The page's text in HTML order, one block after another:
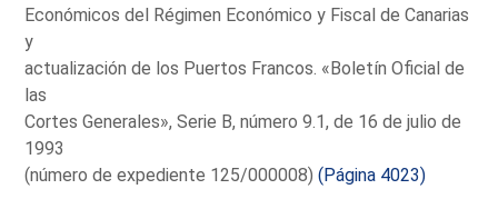
Económicos del Régimen Económico y Fiscal de Canarias
y
actualización de los Puertos Francos. «Boletín Oficial de
las
Cortes Generales», Serie B, número 9.1, de 16 de julio de
1993
(número de expediente 125/000008)(Página 4023)